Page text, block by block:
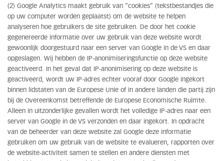
(2) Google Analytics maakt gebruik van “cookies” (tekstbestandjes die
op uw computer worden geplaatst) om de website te helpen
analyseren hoe gebruikers de site gebruiken. De door het cookie
gegenereerde informatie over uw gebruik van deze website wordt
gewoonlijk doorgestuurd naar een server van Google in de VS en daar
opgeslagen. Wij hebben de IP-anonimiseringsfunctie op deze website
geactiveerd. In het geval dat IP-anonimisering op deze website is
geactiveerd, wordt uw IP-adres echter vooraf door Google ingekort
binnen lidstaten van de Europese Unie of in andere landen die partij zijn
bij de Overeenkomst betreffende de Europese Economische Ruimte.
Alleen in uitzonderlijke gevallen wordt het volledige IP-adres naar een
server van Google in de VS verzonden en daar ingekort. In opdracht
van de beheerder van deze website zal Google deze informatie
gebruiken om uw gebruik van de website te evalueren, rapporten over
de website-activiteit samen te stellen en andere diensten met